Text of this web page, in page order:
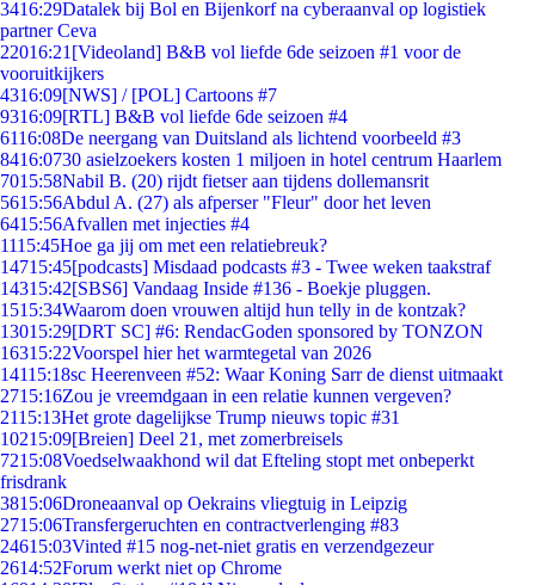
3416:29Datalek bij Bol en Bijenkorf na cyberaanval op logistiek
partner Ceva
22016:21 [Videoland] B&B vol liefde 6de seizoen #1 voor de
vooruitkijkers
4316:09[NWS] / [POL] Cartoons #7
9316:09[RTL] B&B vol liefde 6de seizoen #4
6116:08De neergang van Duitsland als lichtend voorbeeld #3
8416:0730 asielzoekers kosten 1 miljoen in hotel centrum Haarlem
7015:58Nabil B. (20) rijdt fietser aan tijdens dollemansrit
5615:56Abdul A. (27) als afperser "Fleur" door het leven
6415:56Afvallen met injecties #4
1115:45Hoe ga jij om met een relatiebreuk?
14715:45[podcasts] Misdaad podcasts #3 - Twee weken taakstraf
14315:42[SBS6] Vandaag Inside #136 - Boekje pluggen.
1515:34Waarom doen vrouwen altijd hun telly in de kontzak?
13015:29[DRT SC] #6: RendacGoden sponsored by TONZON
16315:22Voorspel hier het warmtegetal van 2026
14115:18sc Heerenveen #52: Waar Koning Sarr de dienst uitmaakt
2715:16Zou je vreemdgaan in een relatie kunnen vergeven?
2115:13Het grote dagelijkse Trump nieuws topic #31
10215:09[Breien] Deel 21, met zomerbreisels
7215:08Voedselwaakhond wil dat Efteling stopt met onbeperkt
frisdrank
3815:06Droneaanval op Oekrains vliegtuig in Leipzig
2715:06Transfergeruchten en contractverlenging #83
24615:03Vinted #15 nog-net-niet gratis en verzendgezeur
2614:52Forum werkt niet op Chrome